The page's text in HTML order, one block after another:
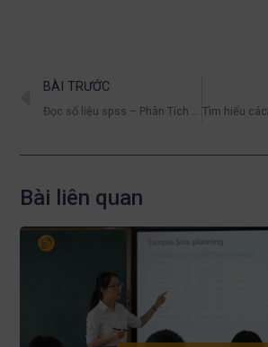
BÀI TRƯỚC
Tìm hiểu
Bài liên quan